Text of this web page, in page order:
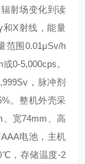
射场变化到读
和X射线，能量
范围0.01μSv/h
0-5,000cps。
，脉冲剂
。整机外壳采
、宽74mm、高
电池，主机
，存储温度-2